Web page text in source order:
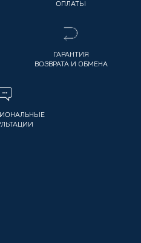
ОПЛАТЫ
ГАРАНТИЯ
ВОЗВРАТА И ОБМЕНА